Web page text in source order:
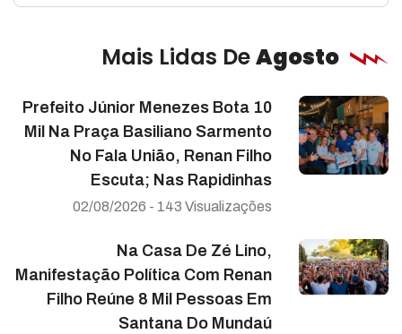
Mais Lidas DeAgosto
Prefeito Júnior Menezes Bota 10
Mil Na Praça Basiliano Sarmento
No Fala União, Renan Filho
Escuta; Nas Rapidinhas
02/08/2026 - 143 Visualizações
Na Casa De Zé Lino,
Manifestação Política Com Renan
Filho Reúne 8 Mil Pessoas Em
Santana Do Mundaú